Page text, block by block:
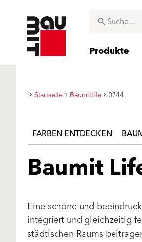
Produkte
Startseite Baumitlife 0744
FARBEN ENTDECKEN
Baumit
Eine schöne und
integriert und gleichzeitig
städtischen Raums